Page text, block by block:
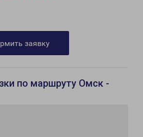
заявку
по маршруту Омск -